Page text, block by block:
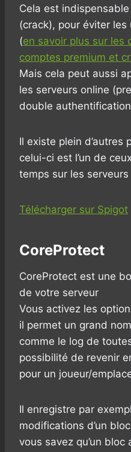
Cela est
(crack), pour éviter les
(en savoir plus sur les
comptes premium et
Mais cela peut aussi
les serveurs online
double authentification
Il existe plein d’autres
celui-ci est l’un de
temps sur les serveurs
Télécharger sur Spigot
CoreProtect
CoreProtect est une
de votre serveur
Vous activez les
il permet un grand
comme le log de
possibilité de revenir
pour un joueur/
Il enregistre par
modifications d’un
vous savez qu’un